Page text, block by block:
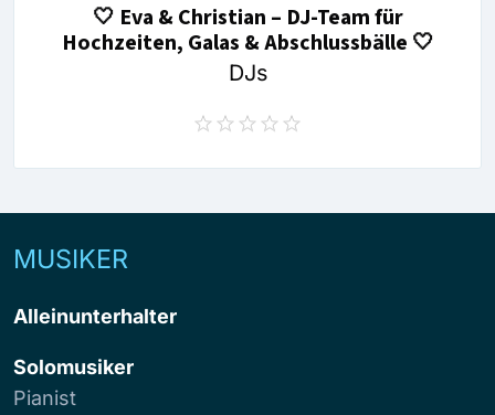
🤍 Eva & Christian – DJ-Team für
Hochzeiten, Galas & Abschlussbälle 🤍
DJs
MUSIKER
Alleinunterhalter
Solomusiker
Pianist